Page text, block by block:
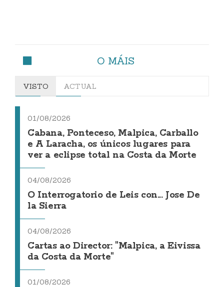
O MÁIS
VISTO ACTUAL
01/08/2026
Cabana, Ponteceso, Malpica, Carballo
e A Laracha, os únicos lugares para
ver a eclipse total na Costa da Morte
04/08/2026
O Interrogatorio de Leis con... Jose De
la Sierra
04/08/2026
Cartas ao Director: "Malpica, a Eivissa
da Costa da Morte"
01/08/2026